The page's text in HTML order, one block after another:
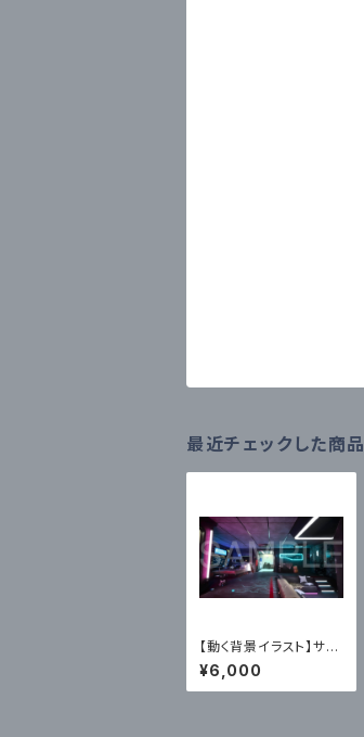
最近チェックした商品
【動く背景イラスト】サイ
バーパンク・マイルーム
B（MP4+PNG）
¥6,000